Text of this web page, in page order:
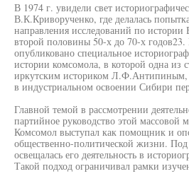
В 1974 г. увидели свет
В.К.Криворученко, где делалась
направления исследований по
второй половины 50-х до 70-х
опубликовано специальное
истории комсомола, в которой одна из
иркутским историком
в индустриальном освоении Сибири
Главной темой в рассмотрении
партийное руководство этой массовой
Комсомол выступал как помощник и
общественно-политической жизни.
освещалась его деятельность в
Такой подход ограничивал рамки